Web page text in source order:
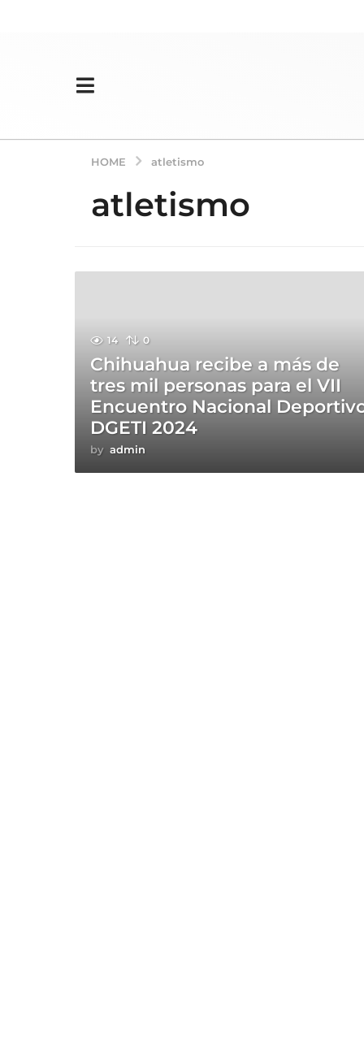
HOME atletismo
atletismo
14 0
Chihuahua recibe a más de
tres mil personas para el VII
Encuentro Nacional
DGETI 2024
by admin